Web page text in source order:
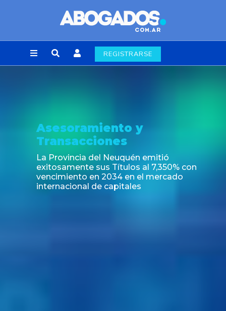
REGISTRARSE
Noticia
Nuevas regulaciones de la industria
alimenticia emergentes del Decreto
697/2026